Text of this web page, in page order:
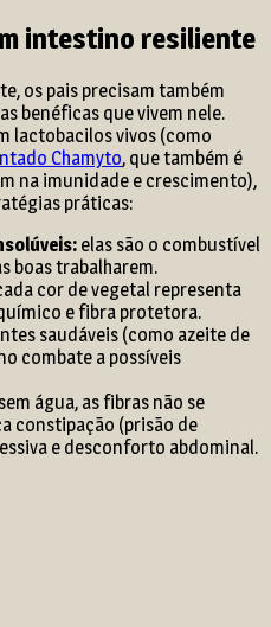
intestino resiliente
os pais precisam também
benéficas que vivem nele.
lactobacilos vivos (como
Chamyto, que também é
na imunidade e crescimento),
práticas:
elas são o combustível
boas trabalharem.
cor de vegetal representa
e fibra protetora.
saudáveis (como azeite de
combate a possíveis
sem água, as fibras não se
constipação (prisão de
e desconforto abdominal.